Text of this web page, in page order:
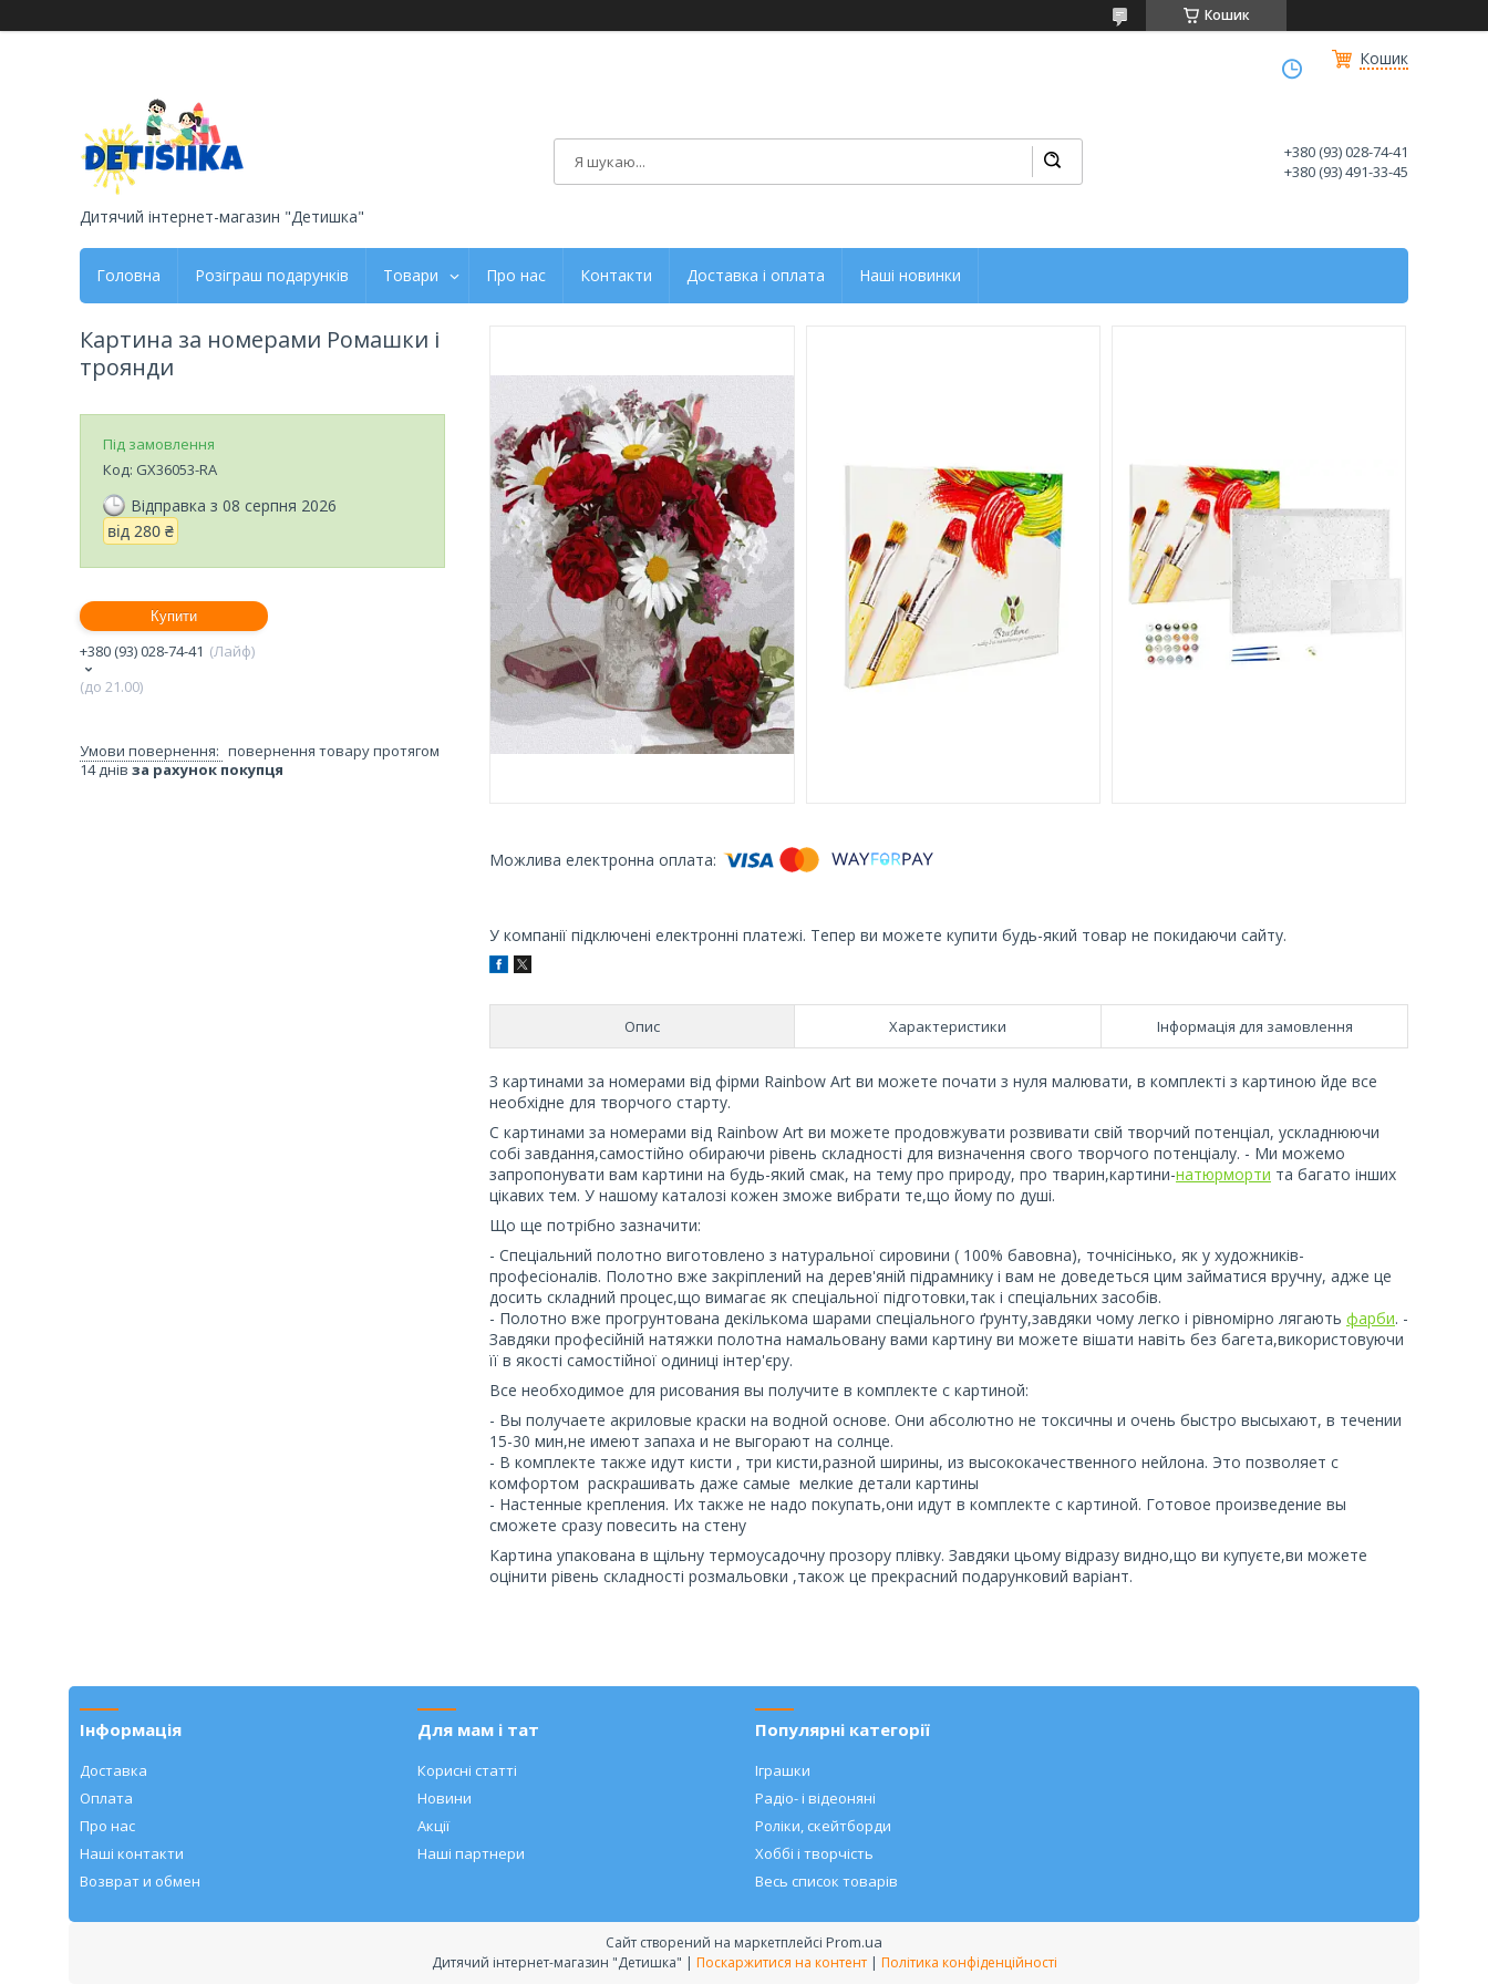
Кошик
Кошик
Дитячий інтернет-магазин "Детишка"
+380 (93) 028-74-41
+380 (93) 491-33-45
Головна Розіграш подарунків Товари Про нас Контакти Доставка і оплата Наші новинки
У компанії підключені електронні платежі. Тепер ви можете купити будь-який товар не покидаючи сайту.
Опис Характеристики Інформація для замовлення
З картинами за номерами від фірми Rainbow Art ви можете почати з нуля малювати, в комплекті з картиною йде все
необхідне для творчого старту.
C картинами за номерами від Rainbow Art ви можете продовжувати розвивати свій творчий потенціал, ускладнюючи
собі завдання,самостійно обираючи рівень складності для визначення свого творчого потенціалу. - Ми можемо
запропонувати вам картини на будь-який смак, на тему про природу, про тварин,картини-натюрморти та багато інших
цікавих тем. У нашому каталозі кожен зможе вибрати те,що йому по душі.
Що ще потрібно зазначити:
- Спеціальний полотно виготовлено з натуральної сировини ( 100% бавовна), точнісінько, як у художників-
професіоналів. Полотно вже закріплений на дерев'яній підрамнику і вам не доведеться цим займатися вручну, адже це
досить складний процес,що вимагає як спеціальної підготовки,так і спеціальних засобів.
- Полотно вже прогрунтована декількома шарами спеціального ґрунту,завдяки чому легко і рівномірно лягають фарби. -
Завдяки професійній натяжки полотна намальовану вами картину ви можете вішати навіть без багета,використовуючи
її в якості самостійної одиниці інтер'єру.
Все необходимое для рисования вы получите в комплекте с картиной:
- Вы получаете акриловые краски на водной основе. Они абсолютно не токсичны и очень быстро высыхают, в течении
15-30 мин,не имеют запаха и не выгорают на солнце.
- В комплекте также идут кисти , три кисти,разной ширины, из высококачественного нейлона. Это позволяет с
комфортом раскрашивать даже самые мелкие детали картины
- Настенные крепления. Их также не надо покупать,они идут в комплекте с картиной. Готовое произведение вы
сможете сразу повесить на стену
Картина упакована в щільну термоусадочну прозору плівку. Завдяки цьому відразу видно,що ви купуєте,ви можете
оцінити рівень складності розмальовки ,також це прекрасний подарунковий варіант.
Картина за номерами Ромашки і
троянди
Під замовлення
Код: GX36053-RA
Відправка з 08 серпня 2026
від 280 ₴
Купити
+380 (93) 028-74-41
Лайф
(до 21.00)
повернення товару протягом
14 днів за рахунок покупця
Інформація
Доставка
Оплата
Про нас
Наші контакти
Возврат и обмен
Для мам і тат
Корисні статті
Новини
Акції
Наші партнери
Популярні категорії
Іграшки
Радіо- і відеоняні
Роліки, скейтборди
Хоббі і творчість
Весь список товарів
Сайт створений на маркетплейсі Prom.ua
Дитячий інтернет-магазин "Детишка" | Поскаржитися на контент | Політика конфіденційності